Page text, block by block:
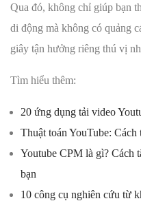
Qua đó, không chỉ giúp bạn
di động mà không có quảng
giây tận hưởng riêng thú vị
Tìm hiểu thêm:
20 ứng dụng tải video
Thuật toán YouTube:
Youtube CPM là gì? Cách
bạn
10 công cụ nghiên cứu từ